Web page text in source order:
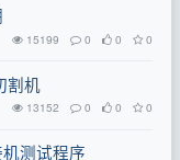
15199 0 0 0
割机
13152 0 0 0
测试程序